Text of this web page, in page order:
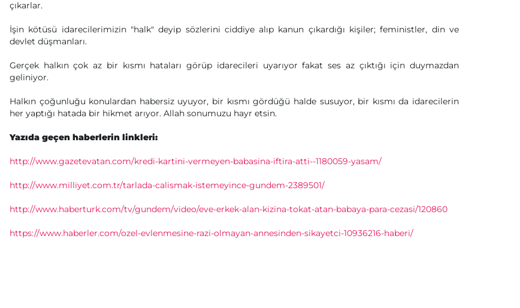
çıkarlar.
İşin kötüsü idarecilerimizin "halk" deyip sözlerini ciddiye alıp kanun çıkardığı kişiler; feministler, din ve
devlet düşmanları.
Gerçek halkın çok az bir kısmı hataları görüp idarecileri uyarıyor fakat ses az çıktığı için duymazdan
geliniyor.
Halkın çoğunluğu konulardan habersiz uyuyor, bir kısmı gördüğü halde susuyor, bir kısmı da idarecilerin
her yaptığı hatada bir hikmet arıyor. Allah sonumuzu hayr etsin.
Yazıda geçen haberlerin linkleri:
http://www.gazetevatan.com/kredi-kartini-vermeyen-babasina-iftira-atti--1180059-yasam/
http://www.milliyet.com.tr/tarlada-calismak-istemeyince-gundem-2389501/
http://www.haberturk.com/tv/gundem/video/eve-erkek-alan-kizina-tokat-atan-babaya-para-cezasi/120860
https://www.haberler.com/ozel-evlenmesine-razi-olmayan-annesinden-sikayetci-10936216-haberi/